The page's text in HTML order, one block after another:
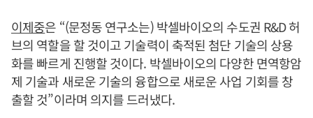
이제중은 “(문정동 연구소는) 박셀바이오의 수도권 R&D 허
브의 역할을 할 것이고 기술력이 축적된 첨단 기술의 상용
화를 빠르게 진행할 것이다. 박셀바이오의 다양한 면역항암
제 기술과 새로운 기술의 융합으로 새로운 사업 기회를 창
출할 것”이라며 의지를 드러냈다.